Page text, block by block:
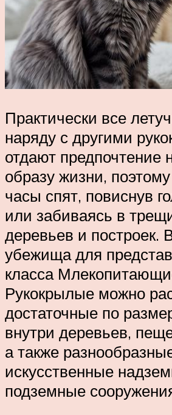
Практически все
наряду с другими
отдают предпочтение
образу жизни,
часы спят, повиснув
или забиваясь в
деревьев и построек.
убежища для
класса
Рукокрылые можно
достаточные по
внутри деревьев,
а также
искусственные
подземные